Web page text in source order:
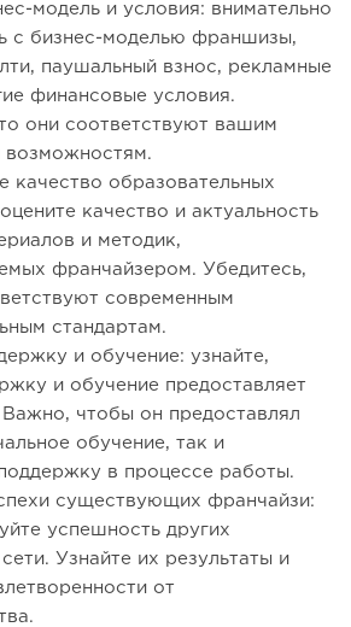
модель и условия: внимательно
с бизнес-моделью франшизы,
паушальный взнос, рекламные
финансовые условия.
они соответствуют вашим
возможностям.
качество образовательных
качество и актуальность
и методик,
франчайзером. Убедитесь,
современным
стандартам.
и обучение: узнайте,
и обучение предоставляет
чтобы он предоставлял
обучение, так и
в процессе работы.
существующих франчайзи:
успешность других
Узнайте их результаты и
от